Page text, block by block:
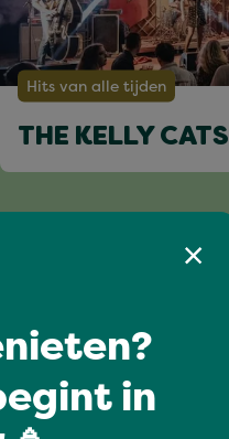
Hits van alle tijden
THE KELLY CATS
in